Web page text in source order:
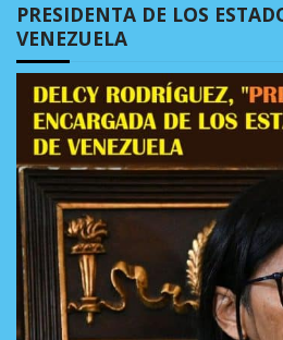
PRESIDENTA DE LOS
VENEZUELA